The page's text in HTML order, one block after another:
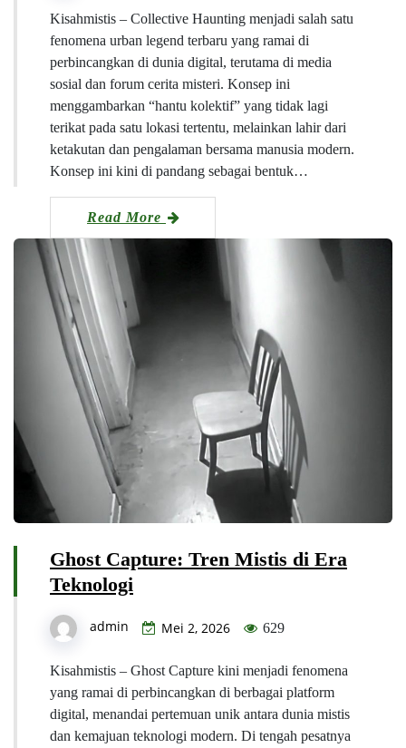
Kisahmistis – Collective Haunting menjadi salah satu
fenomena urban legend terbaru yang ramai di
perbincangkan di dunia digital, terutama di media
sosial dan forum cerita misteri. Konsep ini
menggambarkan “hantu kolektif” yang tidak lagi
terikat pada satu lokasi tertentu, melainkan lahir dari
ketakutan dan pengalaman bersama manusia modern.
Konsep ini kini di pandang sebagai bentuk…
Read More
Ghost Capture: Tren Mistis di Era
Teknologi
admin Mei 2, 2026 629
Kisahmistis – Ghost Capture kini menjadi fenomena
yang ramai di perbincangkan di berbagai platform
digital, menandai pertemuan unik antara dunia mistis
dan kemajuan teknologi modern. Di tengah pesatnya